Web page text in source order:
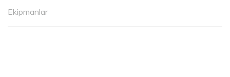
Ekipmanlar